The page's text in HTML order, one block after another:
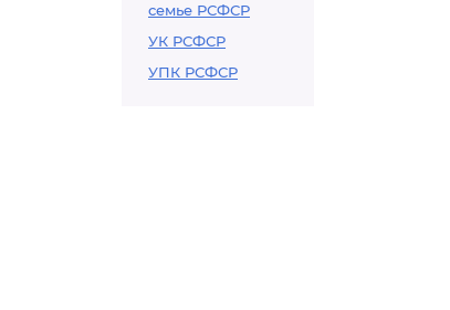
семье РСФСР
УК РСФСР
УПК РСФСР